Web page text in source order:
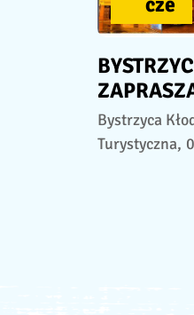
Bystrzyca
Turystyczna,